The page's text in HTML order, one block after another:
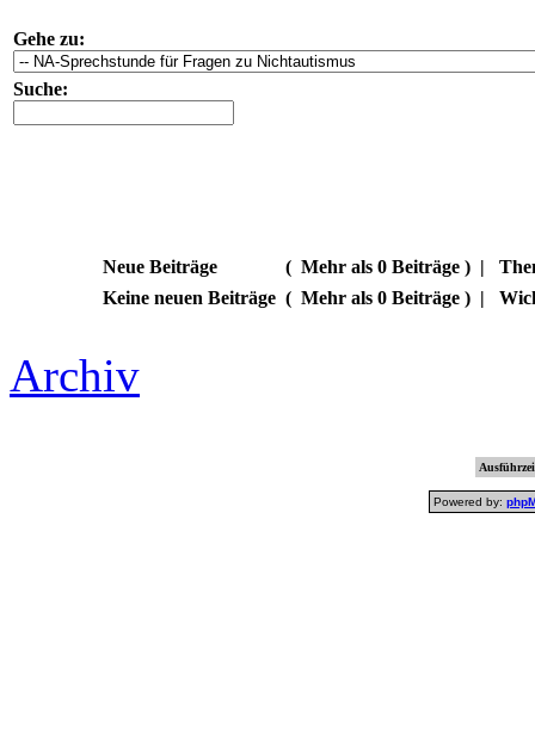
Gehe zu:
Suche:
Neue Beiträge ( Mehr als 0 Beiträge ) |
Keine neuen Beiträge ( Mehr als 0 Beiträge ) |
Archiv
Powered by: